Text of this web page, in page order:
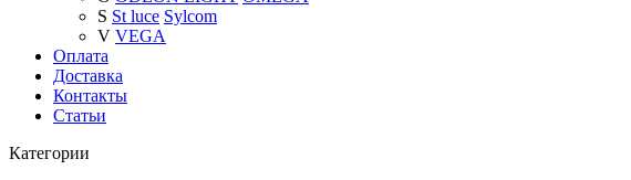
S St luce Sylcom
V VEGA
Оплата
Доставка
Контакты
Статьи
Категории